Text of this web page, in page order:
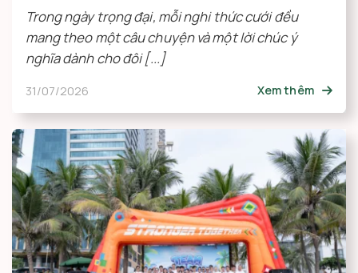
Trong ngày trọng đại, mỗi nghi thức cưới đều
mang theo một câu chuyện và một lời chúc ý
nghĩa dành cho đôi [...]
31/07/2026 Xem thêm